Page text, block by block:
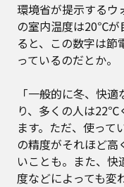
環境省が提示するウ
の室内温度は20℃が
ると、この数字は節
っているのだとか。
「一般的に冬、快
り、多くの人は22℃
ます。ただ、使って
の精度がそれほど高
いことも。また、快
度などによっても変